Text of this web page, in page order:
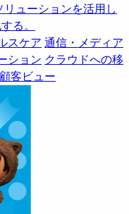
リューションを活用し
る。
スケア 通信・メディア
ション クラウドへの移
客ビュー